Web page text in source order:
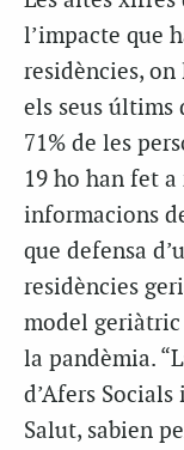
l’impacte que
residències,
els seus últims
71% de les
19 ho han fet a
informacions
que defensa
residències
model geriàtric
la pandèmia.
d’Afers
Salut, sabien